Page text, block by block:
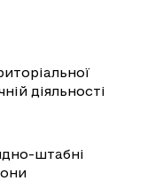
діяльності
штабні